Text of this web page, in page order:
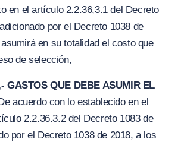
en el artículo 2.2.36,3.1 del Decreto
por el Decreto 1038 de
en su totalidad el costo que
de selección,
GASTOS QUE DEBE ASUMIR EL
acuerdo con lo establecido en el
2.2.36.3.2 del Decreto 1083 de
por el Decreto 1038 de 2018, a los